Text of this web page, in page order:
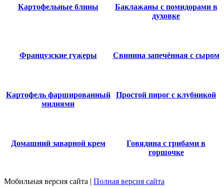
Картофельные блины
Баклажаны с помидорами в
духовке
Французские гужеры Свинина запечённая с сыром
Картофель фаршированный
мидиями
Простой пирог с клубникой
Домашний заварной крем
Говядина с грибами в
горшочке
Мобильная версия сайта | Полная версия сайта